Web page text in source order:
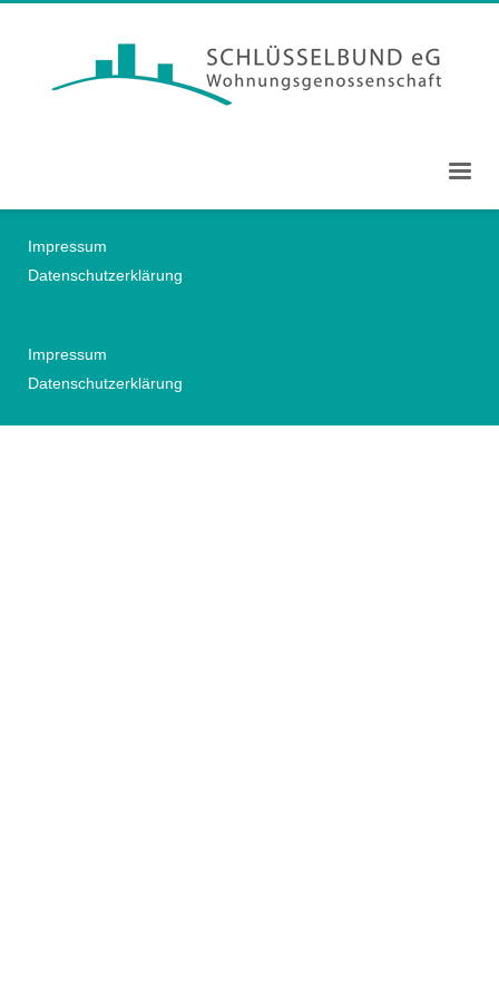
Impressum
Datenschutzerklärung
Impressum
Datenschutzerklärung